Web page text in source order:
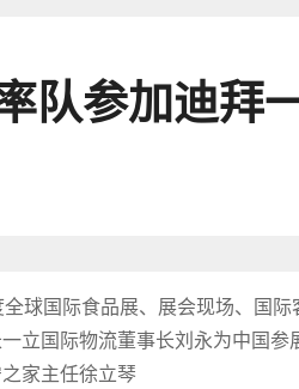
队参加迪拜
球国际食品展、展会现场、国
立国际物流董事长刘永为中国
家主任徐立琴